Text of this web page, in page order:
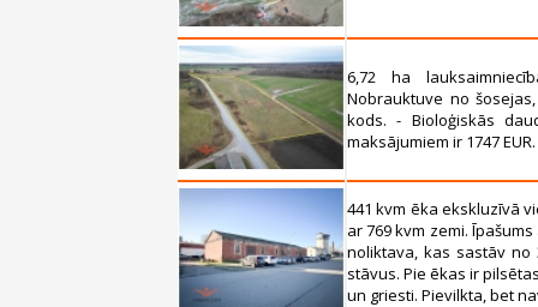
6,72 ha
Nobrauktuve no
kods. - Bioloģiskās
maksājumiem ir 1747 EUR.
441 kvm ēka ekskluzīvā
ar 769 kvm zemi.
noliktava, kas sastāv no
stāvus. Pie ēkas ir
un griesti. Pievilkta, bet